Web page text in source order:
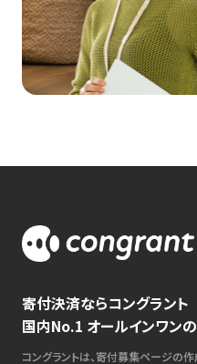
寄付決済ならコングラント
国内No.1 オールインワン
コングラントは、寄付募集ページの